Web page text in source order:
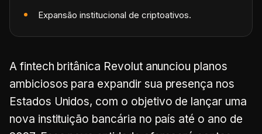
Expansão institucional de criptoativos.
A fintech britânica Revolut anunciou planos
ambiciosos para expandir sua presença nos
Estados Unidos, com o objetivo de lançar uma
nova instituição bancária no país até o ano de